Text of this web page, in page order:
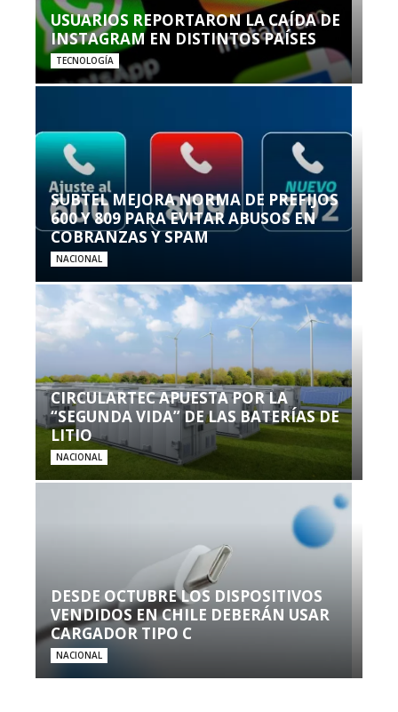
USUARIOS REPORTARON LA CAÍDA DE
INSTAGRAM EN DISTINTOS PAÍSES
TECNOLOGÍA
SUBTEL MEJORA NORMA DE PREFIJOS
600 Y 809 PARA EVITAR ABUSOS EN
COBRANZAS Y SPAM
NACIONAL
CIRCULARTEC APUESTA POR LA
“SEGUNDA VIDA” DE LAS BATERÍAS DE
LITIO
NACIONAL
DESDE OCTUBRE LOS DISPOSITIVOS
VENDIDOS EN CHILE DEBERÁN USAR
CARGADOR TIPO C
NACIONAL